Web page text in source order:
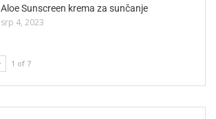
Aloe Sunscreen krema za sunčanje
srp 4, 2023
1 of 7